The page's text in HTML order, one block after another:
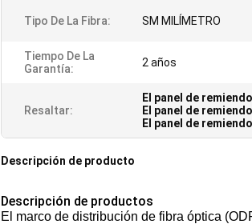
Tipo De La Fibra: SM MILÍMETRO
Tiempo De La
Garantía:
2 años
Resaltar:
El panel de
El panel de
El panel de
Descripción de producto
Descripción de productos
El marco de distribución de fibra óptica